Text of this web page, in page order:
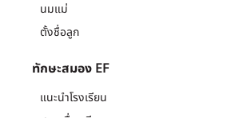
นมแม่
ตั้งชื่อลูก
ทักษะสมอง EF
แนะนำโรงเรียน